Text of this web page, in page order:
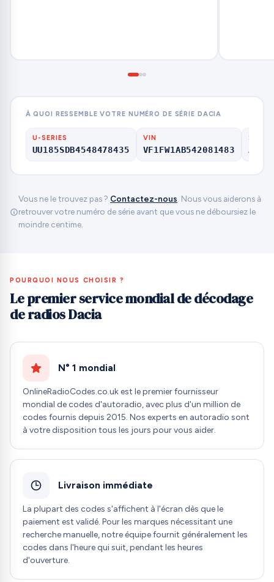
À QUOI RESSEMBLE VOTRE NUMÉRO DE SÉRIE DACIA
U-SERIES
UU185SDB4548478435
VIN
VF1FW1AB542081483 A123
Vous ne le trouvez pas ? Contactez-nous. Nous vous aiderons à
retrouver votre numéro de série avant que vous ne déboursiez le
moindre centime.
POURQUOI NOUS CHOISIR ?
Le premier service mondial de décodage
de radios Dacia
N° 1 mondial
OnlineRadioCodes.co.uk est le premier fournisseur
mondial de codes d'autoradio, avec plus d'un million de
codes fournis depuis 2015. Nos experts en autoradio sont
à votre disposition tous les jours pour vous aider.
Livraison immédiate
La plupart des codes s'affichent à l'écran dès que le
paiement est validé. Pour les marques nécessitant une
recherche manuelle, notre équipe fournit généralement les
codes dans l'heure qui suit, pendant les heures
d'ouverture.